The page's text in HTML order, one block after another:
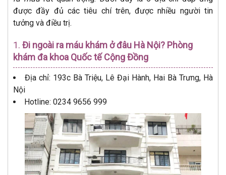
được đầy đủ các tiêu chí trên, được nhiều người tin
tưởng và điều trị.
1. Đi ngoài ra máu khám ở đâu Hà Nội? Phòng
khám đa khoa Quốc tế Cộng Đồng
Địa chỉ: 193c Bà Triệu, Lê Đại Hành, Hai Bà Trưng, Hà
Nội
Hotline: 0234 9656 999